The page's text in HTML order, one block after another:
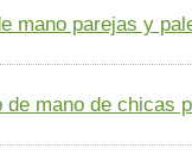
mano parejas y
de mano de chicas